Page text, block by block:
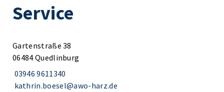
Service
Gartenstraße 38
06484 Quedlinburg
03946 9611340
kathrin.boesel@awo-harz.de